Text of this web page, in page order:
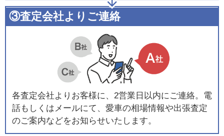
③査定会社よりご連絡
各査定会社よりお客様に、2営業日以内にご連絡。電
話もしくはメールにて、愛車の相場情報や出張査定
のご案内などをお知らせいたします。